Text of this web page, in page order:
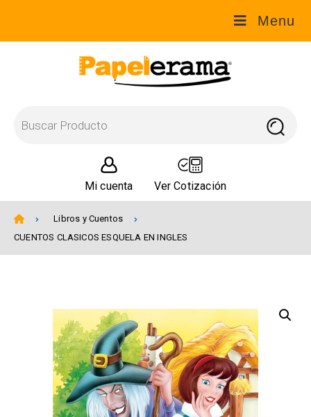
Mi cuenta Ver Cotización
Menu
Libros y Cuentos
CUENTOS CLASICOS ESQUELA EN INGLES